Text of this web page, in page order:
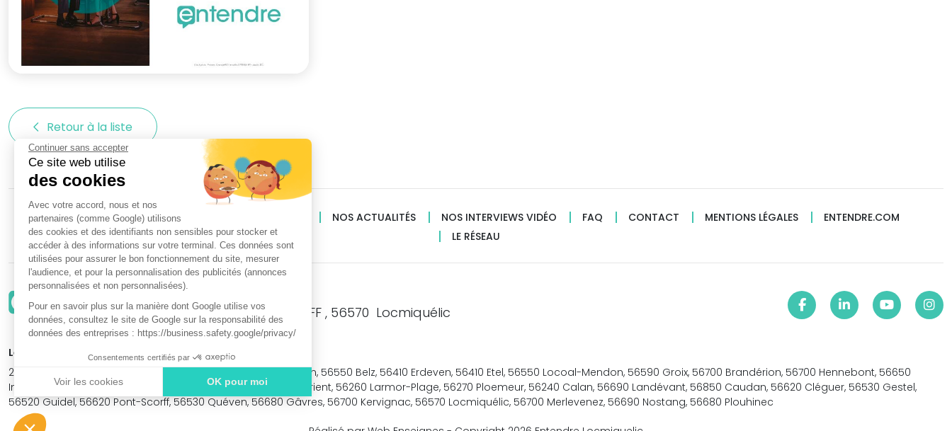
Continuer sans accepter
Ce site web utilise
des cookies
Avec votre accord, nous et nos
partenaires (comme Google) utilisons
des cookies et des identifiants non sensibles pour stocker et
accéder à des informations sur votre terminal. Ces données sont
utilisées pour assurer le bon fonctionnement du site, mesurer
l'audience, et pour la personnalisation des publicités (annonces
personnalisées et non personnalisées).
Pour en savoir plus sur la manière dont Google utilise vos
données, consultez le site de Google sur la responsabilité des
données des entreprises : https://business.safety.google/privacy/
Consentements certifiés par
Voir les cookies OK pour moi
Axeptio consent
Plateforme de Gestion du Consentement : Personnalisez vos Options
Notre plateforme vous permet d'adapter et de gérer vos paramètres de confidentialité, en garantissant la conformité avec les réglementations. Personnalisez vos
Retour à la liste
ACCUEIL NOS PARTENAIRES NOS ACTUALITÉS NOS INTERVIEWS VIDÉO FAQ CONTACT MENTIONS LÉGALES
ENTENDRE.COM
LE RÉSEAU
Entendre Locmiquelic
99 rue Dominique LE GARFF , 56570 Locmiquélic
Le centre Entendre Locmiquelic (56570) est proche de :
29300 Rédené, 29360 Clohars-Carnoët, 35630 St-Symphorien, 56550 Belz, 56410 Erdeven, 56410 Etel, 56550 Locoal-Mendon, 56590 Groix, 56700 Brandérion, 56700 Hennebont, 56650
Inzinzac-Lochrist, 56440 Languidic, 56600 Lanester, 56100 Lorient, 56260 Larmor-Plage, 56270 Ploemeur, 56240 Calan, 56690 Landévant, 56850 Caudan, 56620 Cléguer, 56530 Gestel,
56520 Guidel, 56620 Pont-Scorff, 56530 Quéven, 56680 Gâvres, 56700 Kervignac, 56570 Locmiquélic, 56700 Merlevenez, 56690 Nostang, 56680 Plouhinec